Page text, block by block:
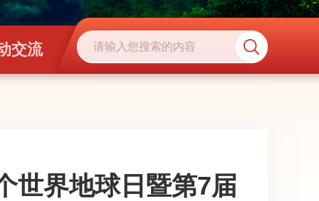
交流
世界地球日暨第7届